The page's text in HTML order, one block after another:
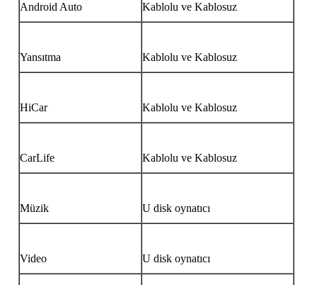
Android Auto Kablolu ve Kablosuz
Yansıtma Kablolu ve Kablosuz
HiCar Kablolu ve Kablosuz
CarLife Kablolu ve Kablosuz
Müzik U disk oynatıcı
Video U disk oynatıcı